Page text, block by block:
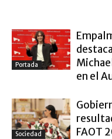
Portada
en el
Sociedad
FAOT